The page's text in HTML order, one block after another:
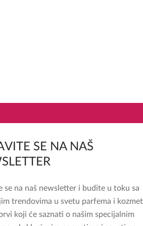
SE NA NAŠ
se na naš newsletter i budite u toku sa
trendovima u svetu parfema i
koji će saznati o našim specijalnim